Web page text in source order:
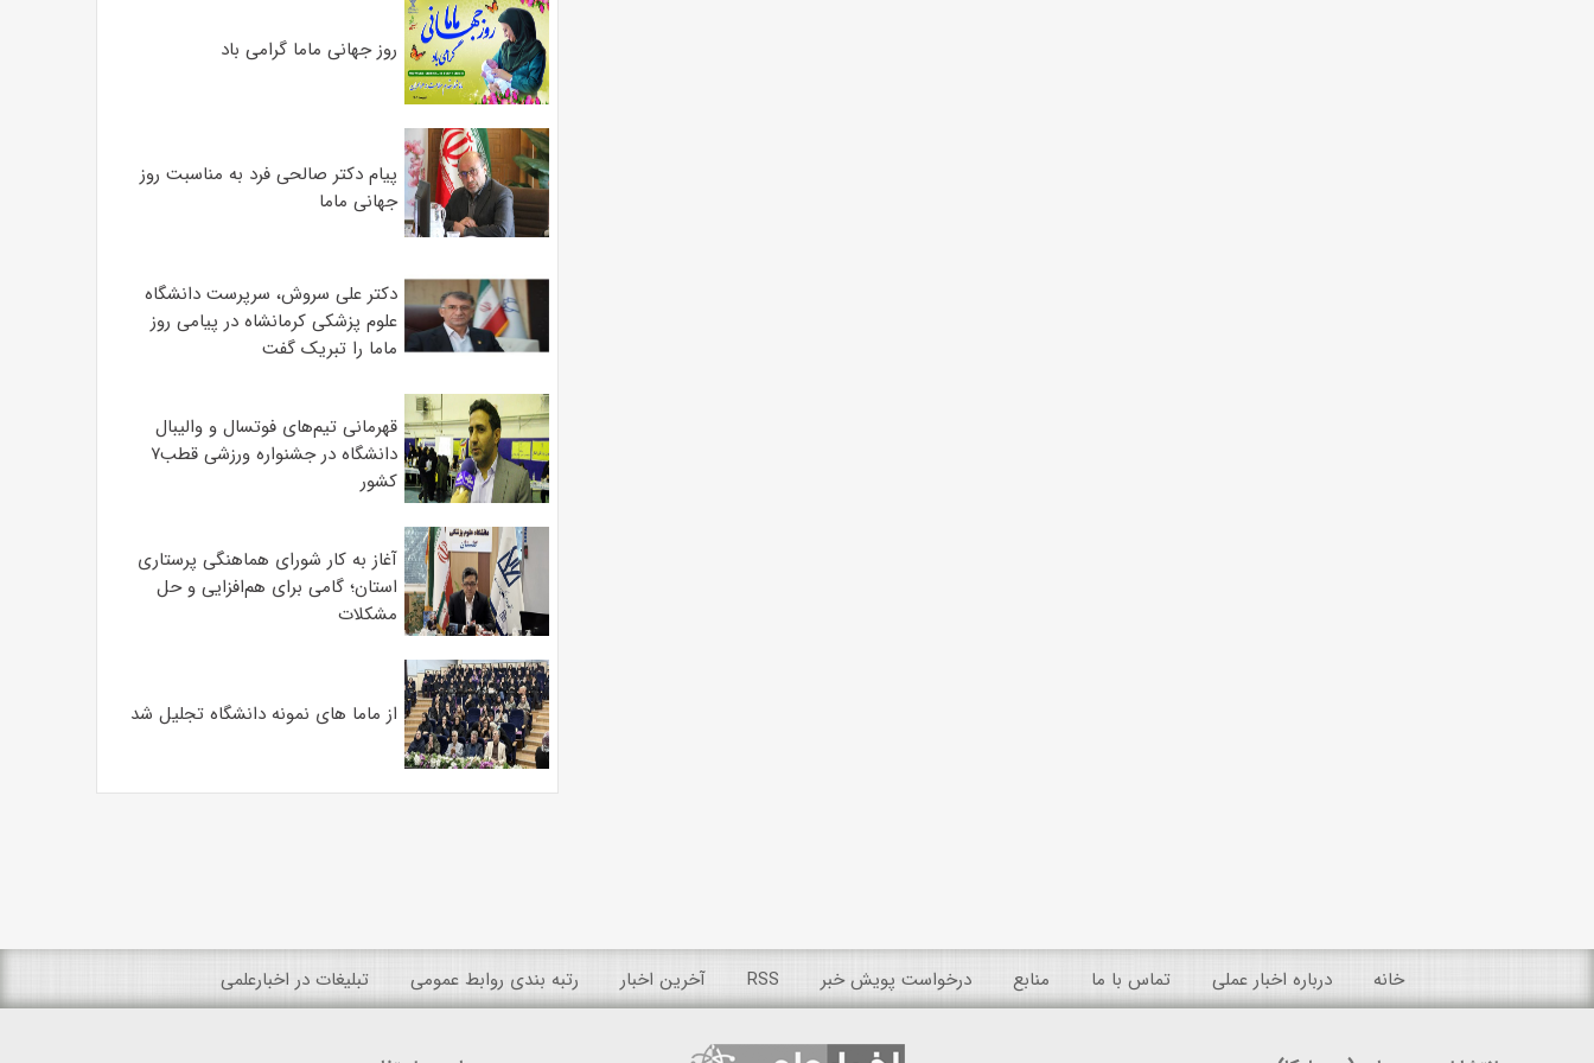
روز جهانی ماما گرامی باد
پیام دکتر صالحی فرد به مناسبت روز
جهانی ماما
دکتر علی سروش، سرپرست دانشگاه
علوم پزشکی کرمانشاه در پیامی روز
ماما را تبریک گفت
قهرمانی تیم‌های فوتسال و والیبال
دانشگاه در جشنواره ورزشی قطب۷
کشور
آغاز به کار شورای هماهنگی پرستاری
استان؛ گامی برای هم‌افزایی و حل
مشکلات
از ماما های نمونه دانشگاه تجلیل شد
خانه درباره اخبار عملی تماس با ما منابع درخواست پویش خبر RSS آخرین اخبار رتبه بندی روابط عمومی تبلیغات در اخبارعلمی